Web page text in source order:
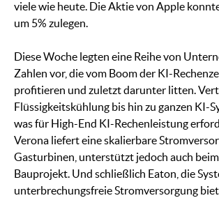
viele wie heute. Die Aktie von Apple
um 5% zulegen.
Diese Woche legten eine Reihe von
Zahlen vor, die vom Boom der KI-
profitieren und zuletzt darunter litten.
Flüssigkeitskühlung bis hin zu ganzen KI-
was für High-End KI-Rechenleistung
Verona liefert eine skalierbare
Gasturbinen, unterstützt jedoch auch
Bauprojekt. Und schließlich Eaton, die
unterbrechungsfreie Stromversorgung